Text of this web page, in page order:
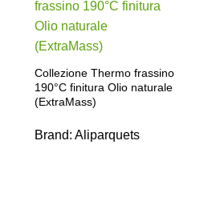
Collezione Thermo frassino
190°C finitura Olio naturale
(ExtraMass)
Brand: Aliparquets